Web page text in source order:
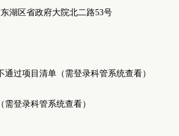
湖区省政府大院北二路53号
通过项目清单（需登录科管系统查看）
需登录科管系统查看）